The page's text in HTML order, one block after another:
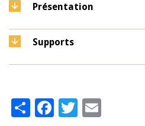
Présentation
Supports
ShareFacebook
Twitter